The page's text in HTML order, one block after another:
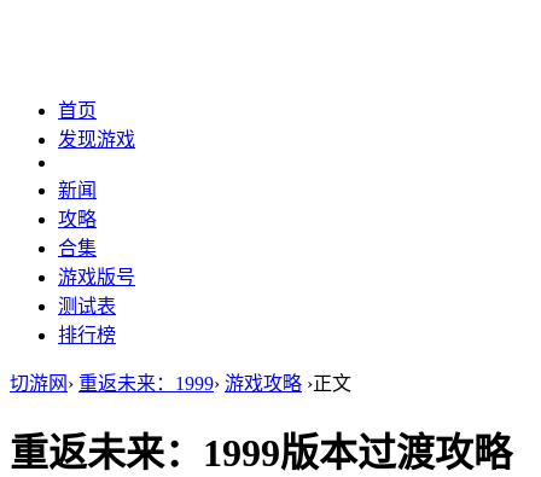
首页
发现游戏
新闻
攻略
合集
游戏版号
测试表
排行榜
切游网 › 重返未来：1999› 游戏攻略 ›正文
重返未来：1999版本过渡攻略